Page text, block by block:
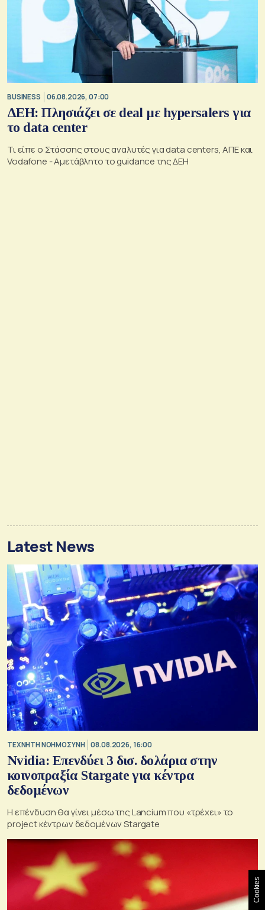
BUSINESS 06.08.2026, 07:00
ΔΕΗ: Πλησιάζει σε deal με hypersalers για
το data center
Τι είπε ο Στάσσης στους αναλυτές για data centers, ΑΠΕ και
Vodafone - Αμετάβλητο το guidance της ΔΕΗ
Latest News
TΕΧΝΗΤΗ ΝΟΗΜΟΣΥΝΗ 08.08.2026, 16:00
Nvidia: Επενδύει 3 δισ. δολάρια στην
κοινοπραξία Stargate για κέντρα
δεδομένων
Η επένδυση θα γίνει μέσω της Lancium που «τρέχει» το
project κέντρων δεδομένων Stargate
Cookies